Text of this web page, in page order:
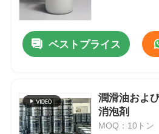
ベストプライス
潤滑油およ
消泡剤
MOQ：10トン